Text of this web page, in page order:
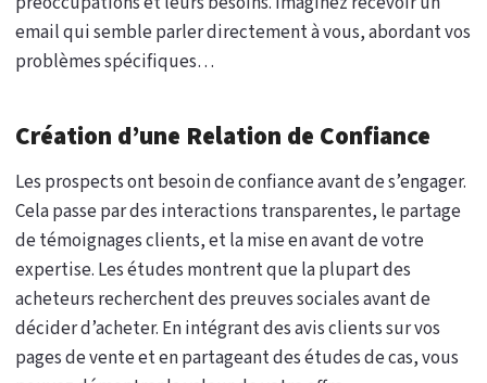
email qui semble parler directement à vous, abordant vos
problèmes spécifiques…
Création d’une Relation de Confiance
Les prospects ont besoin de confiance avant de s’engager.
Cela passe par des interactions transparentes, le partage
de témoignages clients, et la mise en avant de votre
expertise. Les études montrent que la plupart des
acheteurs recherchent des preuves sociales avant de
décider d’acheter. En intégrant des avis clients sur vos
pages de vente et en partageant des études de cas, vous